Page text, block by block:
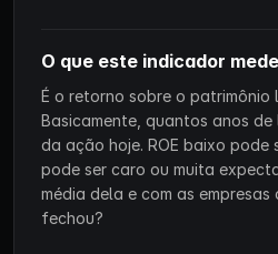
O que este indicador
É o retorno sobre o patrimônio
Basicamente, quantos anos
da ação hoje. ROE baixo pode
pode ser caro ou muita
média dela e com as empresas
fechou?